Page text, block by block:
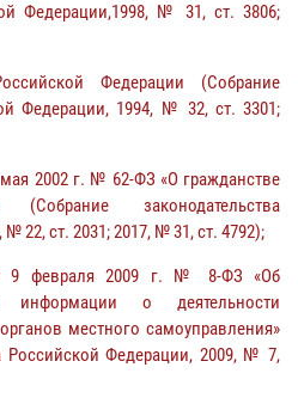
Федерации,1998, № 31, ст. 3806;
Федерации (Собрание
Федерации, 1994, № 32, ст. 3301;
2002 г. № 62-ФЗ «О гражданстве
законодательства
22, ст. 2031; 2017, № 31, ст. 4792);
9 февраля 2009 г. № 8-ФЗ «Об
информации о деятельности
местного самоуправления»
Российской Федерации, 2009, № 7,